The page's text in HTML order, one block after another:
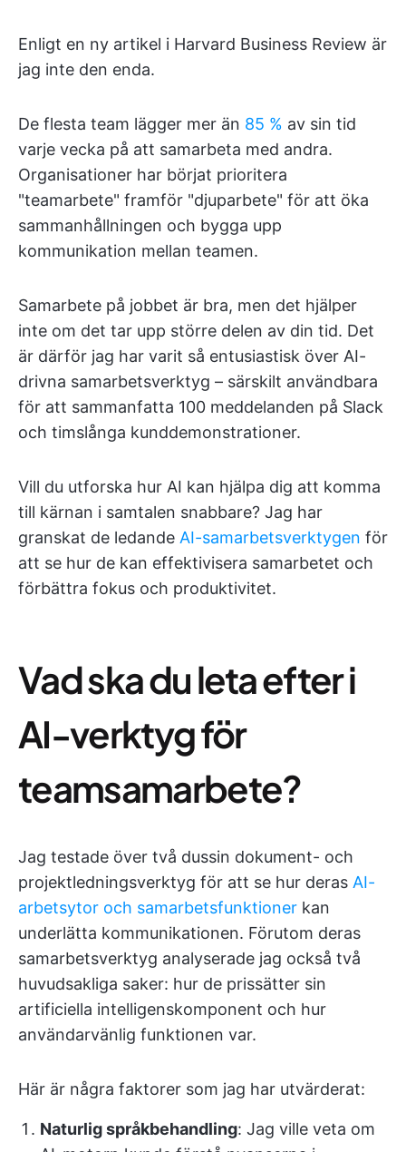
Enligt en ny artikel i Harvard Business Review är
jag inte den enda.
De flesta team lägger mer än 85 % av sin tid
varje vecka på att samarbeta med andra.
Organisationer har börjat prioritera
"teamarbete" framför "djuparbete" för att öka
sammanhållningen och bygga upp
kommunikation mellan teamen.
Samarbete på jobbet är bra, men det hjälper
inte om det tar upp större delen av din tid. Det
är därför jag har varit så entusiastisk över AI-
drivna samarbetsverktyg – särskilt användbara
för att sammanfatta 100 meddelanden på Slack
och timslånga kunddemonstrationer.
Vill du utforska hur AI kan hjälpa dig att komma
till kärnan i samtalen snabbare? Jag har
granskat de ledande AI-samarbetsverktygen för
att se hur de kan effektivisera samarbetet och
förbättra fokus och produktivitet.
Vad ska du leta efter i
AI-verktyg för
teamsamarbete?
Jag testade över två dussin dokument- och
projektledningsverktyg för att se hur deras AI-
arbetsytor och samarbetsfunktioner kan
underlätta kommunikationen. Förutom deras
samarbetsverktyg analyserade jag också två
huvudsakliga saker: hur de prissätter sin
artificiella intelligenskomponent och hur
användarvänlig funktionen var.
Här är några faktorer som jag har utvärderat:
Naturlig språkbehandling: Jag ville veta om